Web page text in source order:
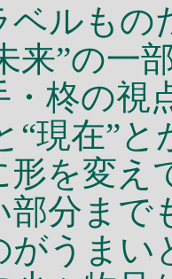
ルもの
来”の一
柊の視
“現在”
形を変え
部分まで
がうまい